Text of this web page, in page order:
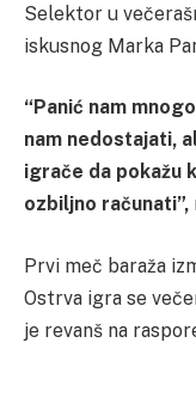
Selektor u
iskusnog Marka
“Panić nam
nam nedostajati,
igrače da pokažu
ozbiljno računati”,
Prvi meč baraža
Ostrva igra se
je revanš na